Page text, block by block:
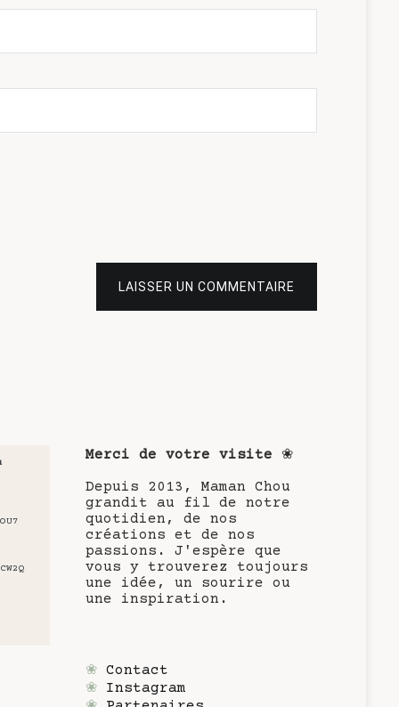
LAISSER UN COMMENTAIRE
Merci de votre visite ❀
Depuis 2013, Maman Chou
grandit au fil de notre
quotidien, de nos
créations et de nos
passions. J'espère que
vous y trouverez toujours
une idée, un sourire ou
une inspiration.
❀ Contact
❀ Instagram